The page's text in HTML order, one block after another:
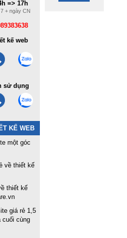
=> 17h
+ ngày CN
kế web
sử dụng
KẾ WEB
một góc
về thiết kế
thiết kế
giá rẻ 1,5
cuối cùng